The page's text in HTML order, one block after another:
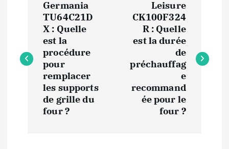
v
i
Germania
TU64C21D
X : Quelle
est la
procédure
pour
remplacer
les supports
de grille du
four ?
Leisure
CK100F324
R : Quelle
est la durée
de
préchauffag
e
recommand
ée pour le
four ?